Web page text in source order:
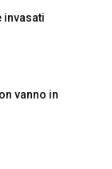
invasati
vanno in